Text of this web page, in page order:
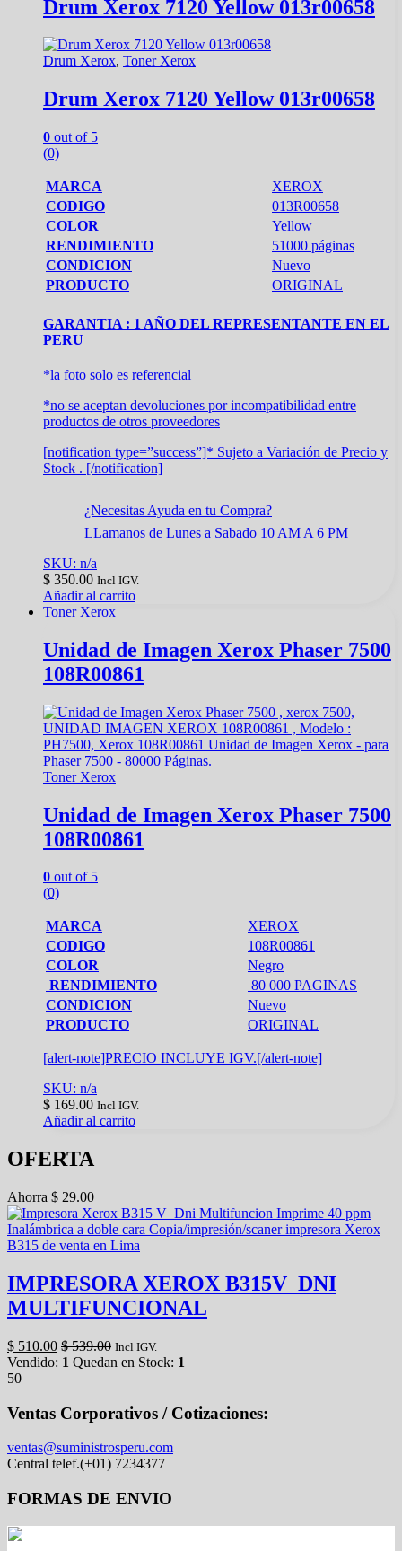
Drum Xerox 7120 Yellow 013r00658
Drum Xerox, Toner Xerox
Drum Xerox 7120 Yellow 013r00658
0 out of 5
(0)
MARCA
XEROX
CODIGO
013R00658
COLOR
Yellow
RENDIMIENTO
51000 páginas
CONDICION
Nuevo
PRODUCTO
ORIGINAL
GARANTIA : 1 AÑO DEL REPRESENTANTE EN EL
PERU
*la foto solo es referencial
*no se aceptan devoluciones por incompatibilidad entre
productos de otros proveedores
[notification type=”success”]* Sujeto a Variación de Precio y
Stock . [/notification]
¿Necesitas Ayuda en tu Compra?
LLamanos de Lunes a Sabado 10 AM A 6 PM
SKU: n/a
$ 350.00 Incl IGV.
Añadir al carrito
Toner Xerox
Unidad de Imagen Xerox Phaser 7500
108R00861
Toner Xerox
Unidad de Imagen Xerox Phaser 7500
108R00861
0 out of 5
(0)
MARCA
XEROX
CODIGO
108R00861
COLOR
Negro
RENDIMIENTO
80 000 PAGINAS
CONDICION
Nuevo
PRODUCTO
ORIGINAL
[alert-note]PRECIO INCLUYE IGV.[/alert-note]
SKU: n/a
$ 169.00 Incl IGV.
Añadir al carrito
OFERTA
Ahorra $ 29.00
IMPRESORA XEROX B315V_DNI
MULTIFUNCIONAL
$ 510.00 $539.00 Incl IGV.
Vendido: 1 Quedan en Stock: 1
50
Ventas Corporativos / Cotizaciones:
ventas@suministrosperu.com
Central telef.(+01) 7234377
FORMAS DE ENVIO